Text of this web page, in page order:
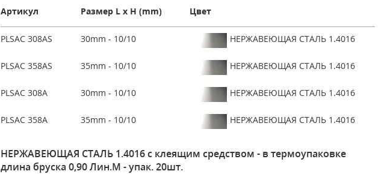
Артикул Размер L x H (mm) Цвет
PLSAC 308AS 30mm - 10/10 НЕРЖАВЕЮЩАЯ СТАЛЬ 1.4016
PLSAC 358AS 35mm - 10/10 НЕРЖАВЕЮЩАЯ СТАЛЬ 1.4016
PLSAC 308A 30mm - 10/10 НЕРЖАВЕЮЩАЯ СТАЛЬ 1.4016
PLSAC 358A 35mm - 10/10 НЕРЖАВЕЮЩАЯ СТАЛЬ 1.4016
НЕРЖАВЕЮЩАЯ СТАЛЬ 1.4016 с клеящим средством - в термоупаковке
длина бруска 0,90 Лин.М - упак. 20шт.